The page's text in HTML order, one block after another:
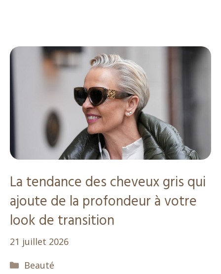
La tendance des cheveux gris qui
ajoute de la profondeur à votre
look de transition
21 juillet 2026
Catégories
Beauté